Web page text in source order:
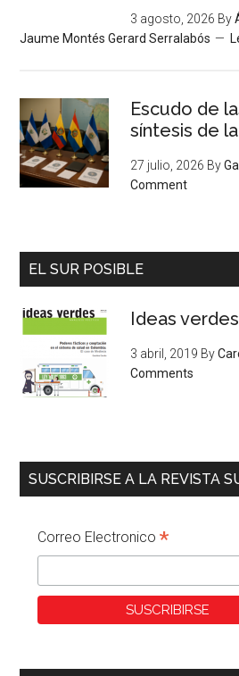
3 agosto, 2026 By
Jaume Montés Gerard Serralabós
Escudo de
síntesis de
27 julio, 2026 By
Comment
EL SUR POSIBLE
Ideas verdes
3 abril, 2019 By
Comments
SUSCRIBIRSE A LA REVISTA
Correo Electronico*